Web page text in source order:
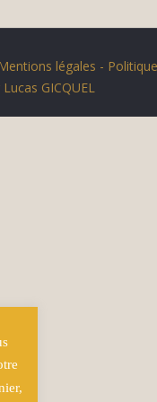
Mentions légales -
Lucas GICQUEL